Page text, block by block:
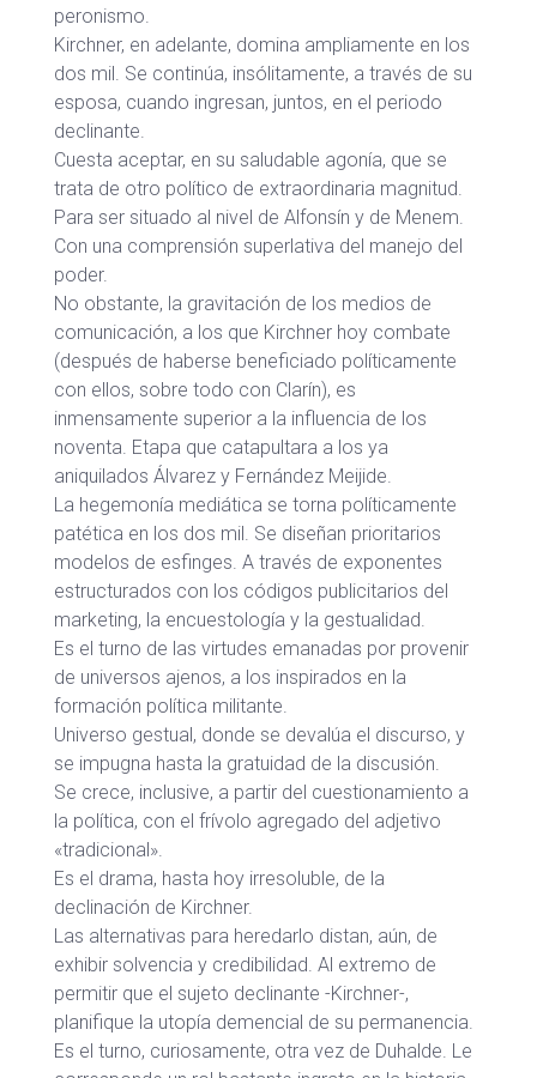
peronismo.
Kirchner, en adelante, domina ampliamente en los
dos mil. Se continúa, insólitamente, a través de su
esposa, cuando ingresan, juntos, en el periodo
declinante.
Cuesta aceptar, en su saludable agonía, que se
trata de otro político de extraordinaria magnitud.
Para ser situado al nivel de Alfonsín y de Menem.
Con una comprensión superlativa del manejo del
poder.
No obstante, la gravitación de los medios de
comunicación, a los que Kirchner hoy combate
(después de haberse beneficiado políticamente
con ellos, sobre todo con Clarín), es
inmensamente superior a la influencia de los
noventa. Etapa que catapultara a los ya
aniquilados Álvarez y Fernández Meijide.
La hegemonía mediática se torna políticamente
patética en los dos mil. Se diseñan prioritarios
modelos de esfinges. A través de exponentes
estructurados con los códigos publicitarios del
marketing, la encuestología y la gestualidad.
Es el turno de las virtudes emanadas por provenir
de universos ajenos, a los inspirados en la
formación política militante.
Universo gestual, donde se devalúa el discurso, y
se impugna hasta la gratuidad de la discusión.
Se crece, inclusive, a partir del cuestionamiento a
la política, con el frívolo agregado del adjetivo
«tradicional».
Es el drama, hasta hoy irresoluble, de la
declinación de Kirchner.
Las alternativas para heredarlo distan, aún, de
exhibir solvencia y credibilidad. Al extremo de
permitir que el sujeto declinante -Kirchner-,
planifique la utopía demencial de su permanencia.
Es el turno, curiosamente, otra vez de Duhalde. Le